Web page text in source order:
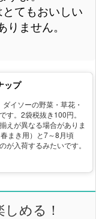
てもおいしい
ません。
ップ
イソーの野菜・草花・
す。2袋税抜き100円。
えが異なる場合がありま
まき用）と7～8月頃
が入荷するみたいです。
める！